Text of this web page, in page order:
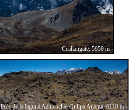
Ccallangate, 5950 m
Près de la laguna Azulcocha, Qullpa Ananta, 6110 m